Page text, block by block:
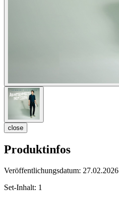
close
Produktinfos
Veröffentlichungsdatum: 27.02.2026
Set-Inhalt: 1